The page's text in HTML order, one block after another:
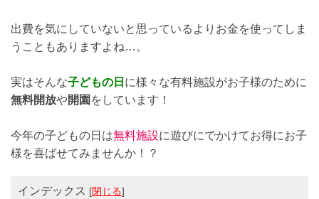
出費を気にしていないと思っているよりお金を使ってしま
うこともありますよね…。
実はそんな子どもの日 に様々な有料施設がお子様のために
無料開放や開園 をしています！
今年の子どもの日は無料施設に遊びにでかけてお得にお子
様を喜ばせてみませんか！？
インデックス [閉じる]